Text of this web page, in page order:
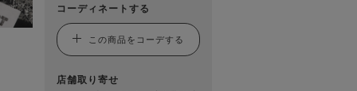
コーディネートする
この商品をコーデする
店舗取り寄せ